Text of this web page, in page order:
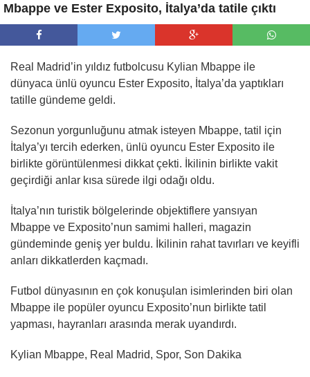
Mbappe ve Ester Exposito, İtalya’da tatile çıktı
Real Madrid’in yıldız futbolcusu Kylian Mbappe ile
dünyaca ünlü oyuncu Ester Exposito, İtalya’da yaptıkları
tatille gündeme geldi.
Sezonun yorgunluğunu atmak isteyen Mbappe, tatil için
İtalya’yı tercih ederken, ünlü oyuncu Ester Exposito ile
birlikte görüntülenmesi dikkat çekti. İkilinin birlikte vakit
geçirdiği anlar kısa sürede ilgi odağı oldu.
İtalya’nın turistik bölgelerinde objektiflere yansıyan
Mbappe ve Exposito’nun samimi halleri, magazin
gündeminde geniş yer buldu. İkilinin rahat tavırları ve keyifli
anları dikkatlerden kaçmadı.
Futbol dünyasının en çok konuşulan isimlerinden biri olan
Mbappe ile popüler oyuncu Exposito’nun birlikte tatil
yapması, hayranları arasında merak uyandırdı.
Kylian Mbappe, Real Madrid, Spor, Son Dakika